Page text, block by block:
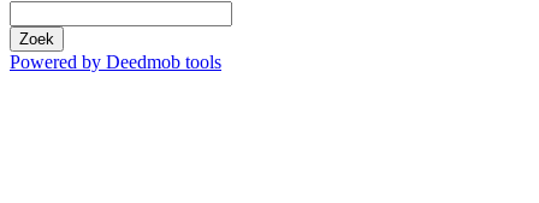
Zoek
Powered by Deedmob tools